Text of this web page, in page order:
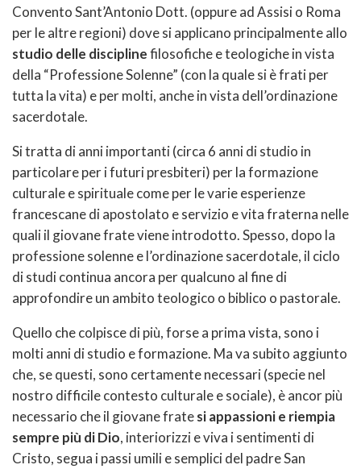
Convento Sant’Antonio Dott. (oppure ad Assisi o Roma
per le altre regioni) dove si applicano principalmente allo
studio delle disciplinefilosofiche e teologiche in vista
della “Professione Solenne” (con la quale si è frati per
tutta la vita) e per molti, anche in vista dell’ordinazione
sacerdotale.
Si tratta di anni importanti (circa 6 anni di studio in
particolare per i futuri presbiteri) per la formazione
culturale e spirituale come per le varie esperienze
francescane di apostolato e servizio e vita fraterna nelle
quali il giovane frate viene introdotto. Spesso, dopo la
professione solenne e l’ordinazione sacerdotale, il ciclo
di studi continua ancora per qualcuno al fine di
approfondire un ambito teologico o biblico o pastorale.
Quello che colpisce di più, forse a prima vista, sono i
molti anni di studio e formazione. Ma va subito aggiunto
che, se questi, sono certamente necessari (specie nel
nostro difficile contesto culturale e sociale), è ancor più
necessario che il giovane fratesi appassioni e riempia
sempre più di Dio, interiorizzi e viva i sentimenti di
Cristo, segua i passi umili e semplici del padre San